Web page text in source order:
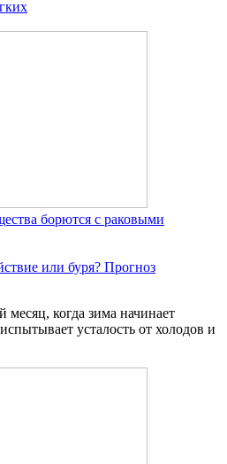
борются с раковыми
или буря? Прогноз
когда зима начинает
усталость от холодов и